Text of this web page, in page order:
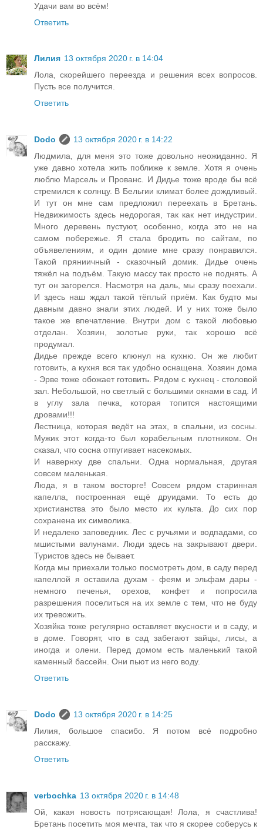
Удачи вам во всём!
Ответить
Лилия 13 октября 2020 г. в 14:04
Лола, скорейшего переезда и решения всех вопросов.
Пусть все получится.
Ответить
Dodo
13 октября 2020 г. в 14:22
Людмила, для меня это тоже довольно неожиданно. Я
уже давно хотела жить поближе к земле. Хотя я очень
люблю Марсель и Прованс. И Дидье тоже вроде бы всё
стремился к солнцу. В Бельгии климат более дождливый.
И тут он мне сам предложил переехать в Бретань.
Недвижимость здесь недорогая, так как нет индустрии.
Много деревень пустуют, особенно, когда это не на
самом побережье. Я стала бродить по сайтам, по
объявелениям, и один домие мне сразу понравился.
Такой пряниичный - сказочный домик. Дидье очень
тяжёл на подъём. Такую массу так просто не поднять. А
тут он загорелся. Насмотря на даль, мы сразу поехали.
И здесь наш ждал такой тёплый приём. Как будто мы
давным давно знали этих людей. И у них тоже было
такое же впечатление. Внутри дом с такой любовью
отделан. Хозяин, золотые руки, так хорошо всё
продумал.
Дидье прежде всего клюнул на кухню. Он же любит
готовить, а кухня вся так удобно оснащена. Хозяин дома
- Эрве тоже обожает готовить. Рядом с кухнец - столовой
зал. Небольшой, но светлый с большими окнами в сад. И
в углу зала печка, которая топится настоящими
дровами!!!
Лестница, которая ведёт на этах, в спальни, из сосны.
Мужик этот когда-то был корабельным плотником. Он
сказал, что сосна отпугивает насекомых.
И навернху две спальни. Одна нормальная, другая
совсем маленькая.
Люда, я в таком восторге! Совсем рядом старинная
капелла, построенная ещё друидами. То есть до
христианства это было место их культа. До сих пор
сохранена их символика.
И недалеко заповедник. Лес с ручьями и водпадами, со
мшистыми валунами. Люди здесь на закрывают двери.
Туристов здесь не бывает.
Когда мы приехали только посмотреть дом, в саду перед
капеллой я оставила духам - феям и эльфам дары -
немного печенья, орехов, конфет и попросила
разрешения поселиться на их земле с тем, что не буду
их тревожить.
Хозяйка тоже регулярно оставляет вкусности и в саду, и
в доме. Говорят, что в сад забегают зайцы, лисы, а
иногда и олени. Перед домом есть маленький такой
каменный бассейн. Они пьют из него воду.
Ответить
Dodo
13 октября 2020 г. в 14:25
Лилия, большое спасибо. Я потом всё подробно
расскажу.
Ответить
verbochka 13 октября 2020 г. в 14:48
Ой, какая новость потрясающая! Лола, я счастлива!
Бретань посетить моя мечта, так что я скорее соберусь к